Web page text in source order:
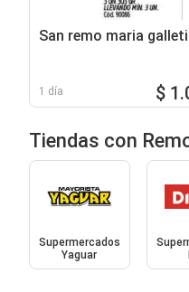
San remo maria
1 día $
Tiendas con
Supermercados
Yaguar